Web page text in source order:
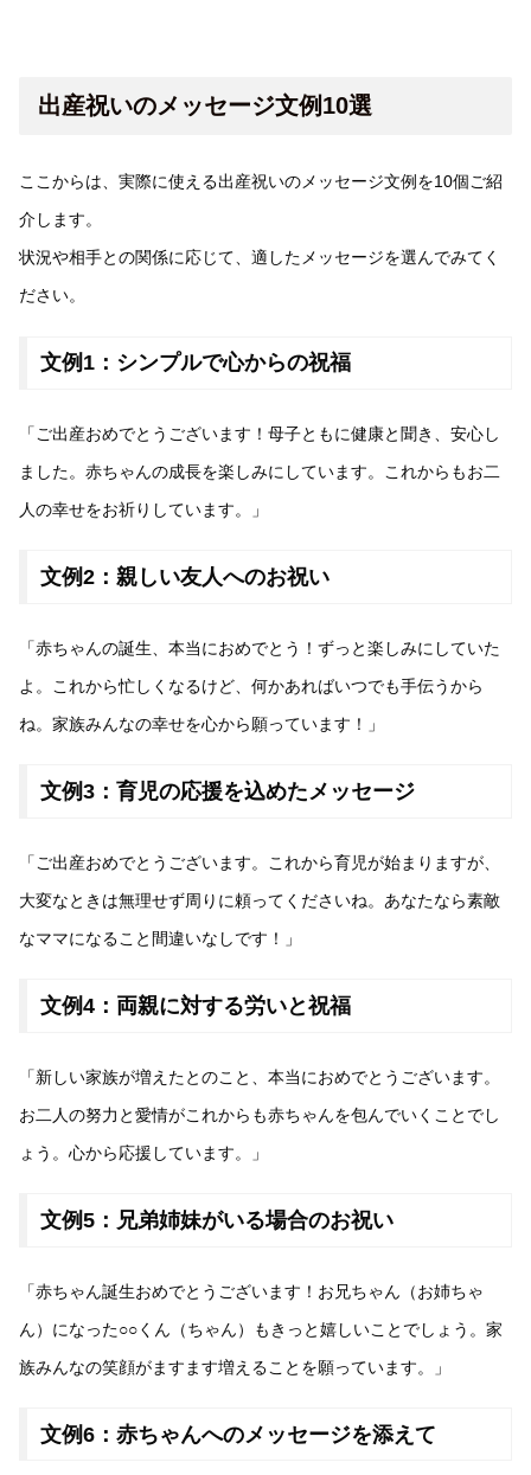
出産祝いのメッセージ文例10選
ここからは、実際に使える出産祝いのメッセージ文例を10個ご紹
介します。
状況や相手との関係に応じて、適したメッセージを選んでみてく
ださい。
文例1：シンプルで心からの祝福
「ご出産おめでとうございます！母子ともに健康と聞き、安心し
ました。赤ちゃんの成長を楽しみにしています。これからもお二
人の幸せをお祈りしています。」
文例2：親しい友人へのお祝い
「赤ちゃんの誕生、本当におめでとう！ずっと楽しみにしていた
よ。これから忙しくなるけど、何かあればいつでも手伝うから
ね。家族みんなの幸せを心から願っています！」
文例3：育児の応援を込めたメッセージ
「ご出産おめでとうございます。これから育児が始まりますが、
大変なときは無理せず周りに頼ってくださいね。あなたなら素敵
なママになること間違いなしです！」
文例4：両親に対する労いと祝福
「新しい家族が増えたとのこと、本当におめでとうございます。
お二人の努力と愛情がこれからも赤ちゃんを包んでいくことでし
ょう。心から応援しています。」
文例5：兄弟姉妹がいる場合のお祝い
「赤ちゃん誕生おめでとうございます！お兄ちゃん（お姉ちゃ
ん）になった○○くん（ちゃん）もきっと嬉しいことでしょう。家
族みんなの笑顔がますます増えることを願っています。」
文例6：赤ちゃんへのメッセージを添えて